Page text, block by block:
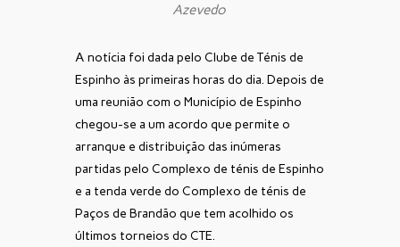
Azevedo
A notícia foi dada pelo Clube de Ténis de
Espinho às primeiras horas do dia. Depois de
uma reunião com o Município de Espinho
chegou-se a um acordo que permite o
arranque e distribuição das inúmeras
partidas pelo Complexo de ténis de Espinho
e a tenda verde do Complexo de ténis de
Paços de Brandão que tem acolhido os
últimos torneios do CTE.